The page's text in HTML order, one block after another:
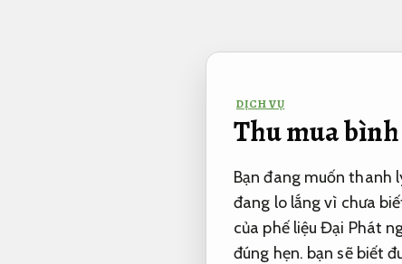
DỊCH VỤ
Thu mua
Bạn đang muốn thanh
đang lo lắng vì chưa
của phế liệu Đại Phát
đúng hẹn. bạn sẽ biết